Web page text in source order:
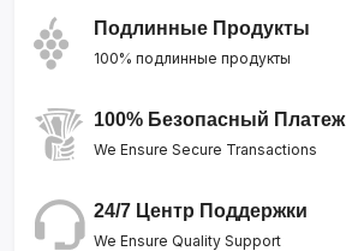
Подлинные Продукты
100% подлинные продукты
100% Безопасный Платеж
We Ensure Secure Transactions
24/7 Центр Поддержки
We Ensure Quality Support